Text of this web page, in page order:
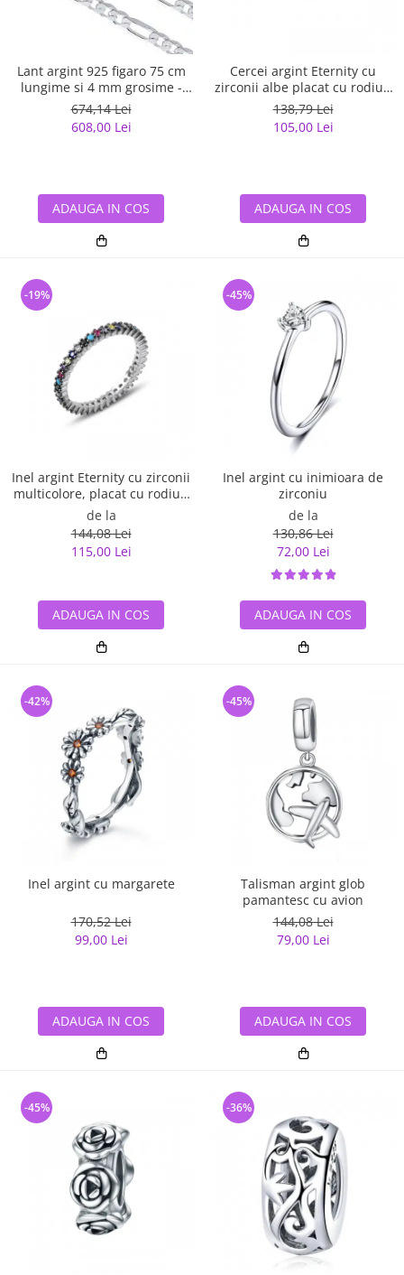
Lant argint 925 figaro 75 cm
lungime si 4 mm grosime -
Classical You LSX0141
674,14 Lei
608,00 Lei
ADAUGA IN COS
Cercei argint Eternity cu
zirconii albe placat cu rodiu -
ETU0153
138,79 Lei
105,00 Lei
ADAUGA IN COS
Inel argint Eternity cu zirconii
multicolore, placat cu rodiu -
ITU0229
de la
144,08 Lei
115,00 Lei
-19%
ADAUGA IN COS
Inel argint cu inimioara de
zirconiu
de la
130,86 Lei
72,00 Lei
-45%
ADAUGA IN COS
Inel argint cu margarete
170,52 Lei
99,00 Lei
-42%
ADAUGA IN COS
Talisman argint glob
pamantesc cu avion
144,08 Lei
79,00 Lei
-45%
ADAUGA IN COS
-45% -36%